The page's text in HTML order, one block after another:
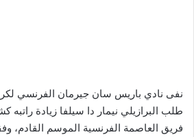
نفى نادي باريس سان جيرمان الفرنسي
طلب البرازيلي نيمار دا سيلفا زيادة
فريق العاصمة الفرنسية الموسم القادم،